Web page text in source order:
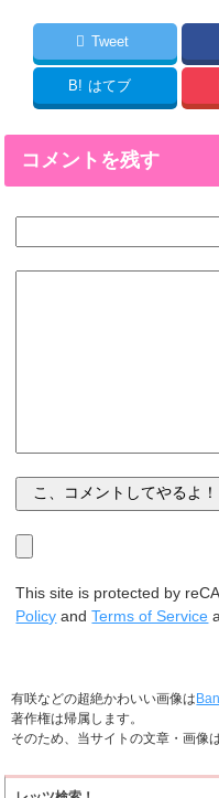
Tweet
B! はてブ
コメントを残す
This site is protected by
Policy andTerms of Service
有咲などの超絶かわいい画像は
著作権は帰属します。
そのため、当サイトの文章・画像